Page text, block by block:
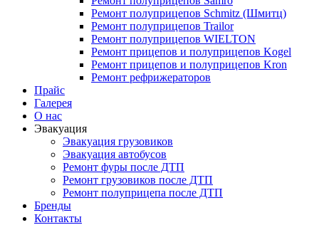
Ремонт полуприцепов Schmitz (Шмитц)
Ремонт полуприцепов Trailor
Ремонт полуприцепов WIELTON
Ремонт прицепов и полуприцепов Kogel
Ремонт прицепов и полуприцепов Kron
Ремонт рефрижераторов
Прайс
Галерея
О нас
Эвакуация
Эвакуация грузовиков
Эвакуация автобусов
Ремонт фуры после ДТП
Ремонт грузовиков после ДТП
Ремонт полуприцепа после ДТП
Бренды
Контакты